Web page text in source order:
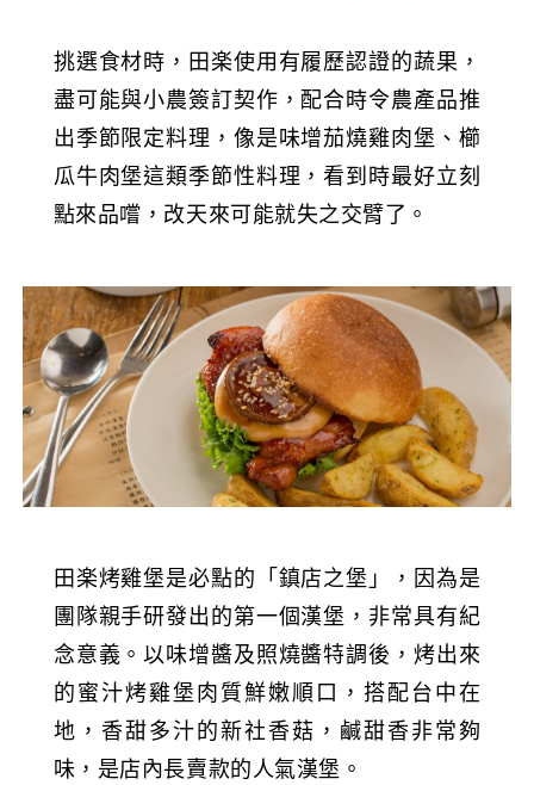
挑選食材時，田楽使用有履歷認證的蔬果，
盡可能與小農簽訂契作，配合時令農產品推
出季節限定料理，像是味增茄燒雞肉堡、櫛
瓜牛肉堡這類季節性料理，看到時最好立刻
點來品嚐，改天來可能就失之交臂了。
田楽烤雞堡是必點的「鎮店之堡」，因為是
團隊親手研發出的第一個漢堡，非常具有紀
念意義。以味增醬及照燒醬特調後，烤出來
的蜜汁烤雞堡肉質鮮嫩順口，搭配台中在
地，香甜多汁的新社香菇，鹹甜香非常夠
味，是店內長賣款的人氣漢堡。